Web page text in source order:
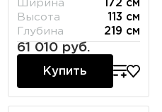
Ширина
172 см
Высота
113 см
Глубина
219 см
61 010 руб.
Купить